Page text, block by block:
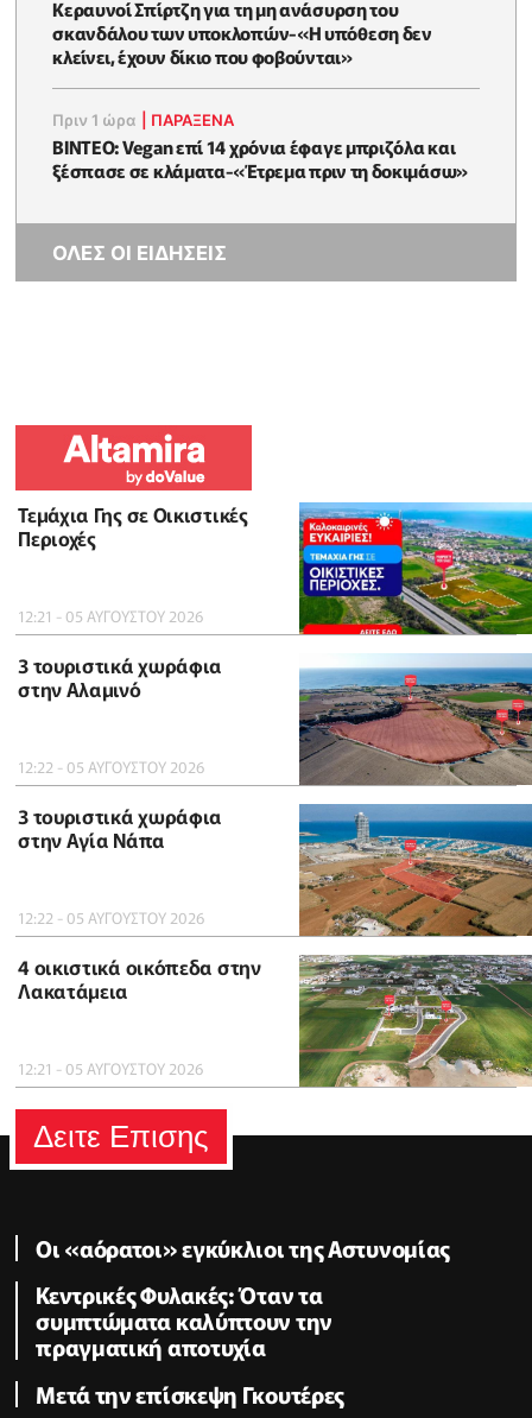
Κεραυνοί Σπίρτζη για τη μη ανάσυρση του
σκανδάλου των υποκλοπών-«Η υπόθεση δεν
κλείνει, έχουν δίκιο που φοβούνται»
Πριν 1 ώρα ΠΑΡΑΞΕΝΑ
ΒΙΝΤΕΟ: Vegan επί 14 χρόνια έφαγε μπριζόλα και
ξέσπασε σε κλάματα-«Έτρεμα πριν τη δοκιμάσω»
ΟΛΕΣ ΟΙ ΕΙΔΗΣΕΙΣ
Τεμάχια Γης σε Οικιστικές
Περιοχές
12:21 - 05 ΑΥΓΟΥΣΤΟΥ 2026
3 τουριστικά χωράφια
στην Αλαμινό
12:22 - 05 ΑΥΓΟΥΣΤΟΥ 2026
3 τουριστικά χωράφια
στην Αγία Νάπα
12:22 - 05 ΑΥΓΟΥΣΤΟΥ 2026
4 οικιστικά οικόπεδα στην
Λακατάμεια
12:21 - 05 ΑΥΓΟΥΣΤΟΥ 2026
Δειτε Επισης
Οι «αόρατοι» εγκύκλιοι της Αστυνομίας
Κεντρικές Φυλακές: Όταν τα
συμπτώματα καλύπτουν την
πραγματική αποτυχία
Μετά την επίσκεψη Γκουτέρες